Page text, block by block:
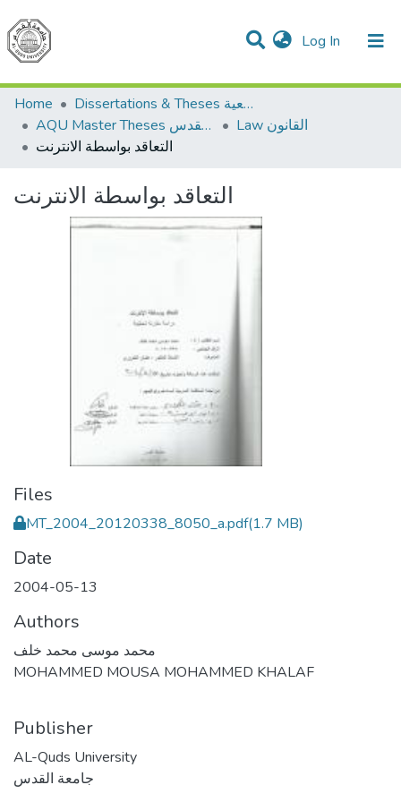
Log In (current)
Communities & Collections
All of DSpace
Home
Dissertations & Theses الرسائل الجامعية
AQU Master Theses الرسائل الجامعية الخاصة بجامعة القدس
Law القانون
التعاقد بواسطة الانترنت
التعاقد بواسطة الانترنت
Files
MT_2004_20120338_8050_a.pdf(1.7 MB)
Date
2004-05-13
Authors
محمد موسى محمد خلف
MOHAMMED MOUSA MOHAMMED KHALAF
Publisher
AL-Quds University
جامعة القدس